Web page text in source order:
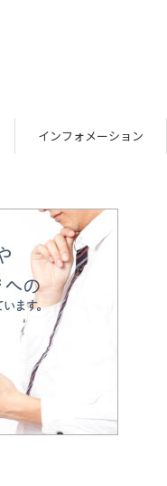
インフォメーション